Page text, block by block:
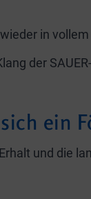
in vollem
der
ein
und die